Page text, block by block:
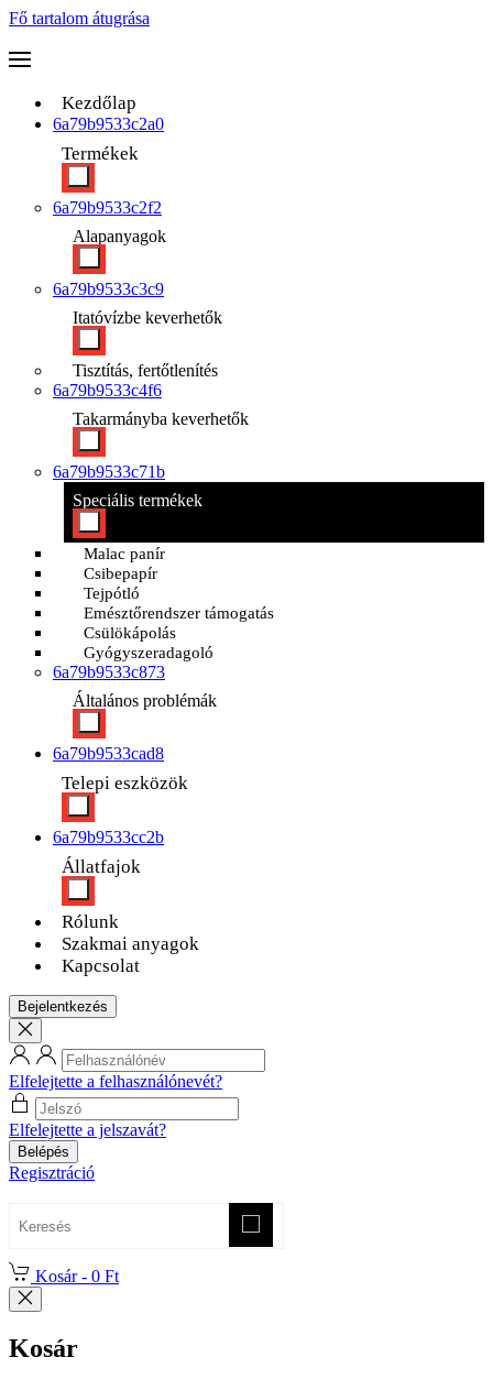
Fő tartalom átugrása
Kezdőlap
6a79b9533c2a0
Termékek
6a79b9533c2f2
Alapanyagok
6a79b9533c3c9
Itatóvízbe keverhetők
Tisztítás, fertőtlenítés
6a79b9533c4f6
Takarmányba keverhetők
6a79b9533c71b
Speciális termékek
Malac panír
Csibepapír
Tejpótló
Emésztőrendszer támogatás
Csülökápolás
Gyógyszeradagoló
6a79b9533c873
Általános problémák
6a79b9533cad8
Telepi eszközök
6a79b9533cc2b
Állatfajok
Rólunk
Szakmai anyagok
Kapcsolat
Bejelentkezés
Elfelejtette a felhasználónevét?
Elfelejtette a jelszavát?
Belépés
Regisztráció
Kosár - 0 Ft
Kosár